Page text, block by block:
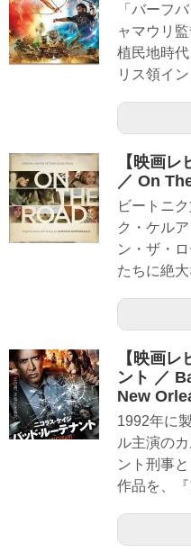
「バーフ
ャマウリ
植民地時
リス領イ
【映画
／ On
ビートニ
ク・ケル
ン・ザ・
たちに絶
【映画
ント ／
New
1992年に
ル主演の
ント刑事
作品を、